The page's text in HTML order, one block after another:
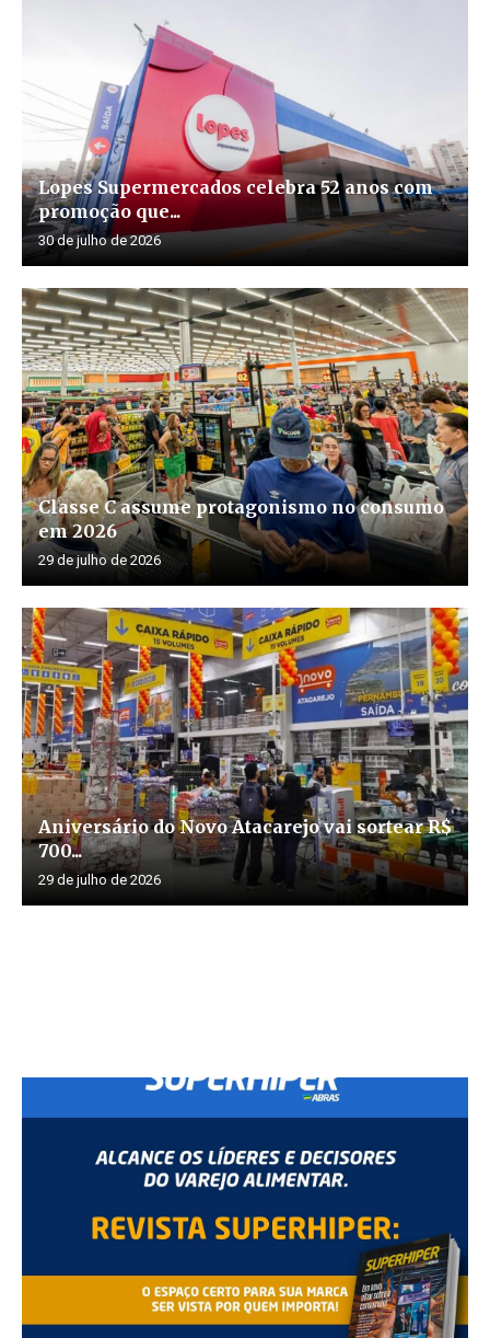
Lopes Supermercados celebra 52 anos com
promoção que...
30 de julho de 2026
Classe C assume protagonismo no consumo
em 2026
29 de julho de 2026
Aniversário do Novo Atacarejo vai sortear R$
700...
29 de julho de 2026